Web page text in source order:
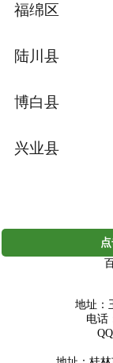
福绵区
陆川县
博白县
兴业县
地址：
电话